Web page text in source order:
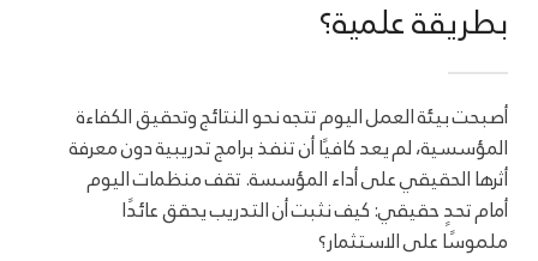
بطريقة علمية؟
أصبحت بيئة العمل اليوم تتجه نحو النتائج وتحقيق الكفاءة
المؤسسية، لم يعد كافيًا أن تنفذ برامج تدريبية دون معرفة
أثرها الحقيقي على أداء المؤسسة. تقف منظمات اليوم
أمام تحدٍ حقيقي: كيف نثبت أن التدريب يحقق عائدًا
ملموسًا على الاستثمار؟